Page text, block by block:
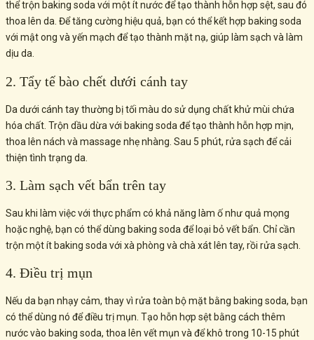
thể trộn baking soda với một ít nước để tạo thành hỗn hợp sệt, sau đó
thoa lên da. Để tăng cường hiệu quả, bạn có thể kết hợp baking soda
với mật ong và yến mạch để tạo thành mặt nạ, giúp làm sạch và làm
dịu da.
2. Tẩy tế bào chết dưới cánh tay
Da dưới cánh tay thường bị tối màu do sử dụng chất khử mùi chứa
hóa chất. Trộn dầu dừa với baking soda để tạo thành hỗn hợp mịn,
thoa lên nách và massage nhẹ nhàng. Sau 5 phút, rửa sạch để cải
thiện tình trạng da.
3. Làm sạch vết bẩn trên tay
Sau khi làm việc với thực phẩm có khả năng làm ố như quả mọng
hoặc nghệ, bạn có thể dùng baking soda để loại bỏ vết bẩn. Chỉ cần
trộn một ít baking soda với xà phòng và chà xát lên tay, rồi rửa sạch.
4. Điều trị mụn
Nếu da bạn nhạy cảm, thay vì rửa toàn bộ mặt bằng baking soda, bạn
có thể dùng nó để điều trị mụn. Tạo hỗn hợp sệt bằng cách thêm
nước vào baking soda, thoa lên vết mụn và để khô trong 10-15 phút